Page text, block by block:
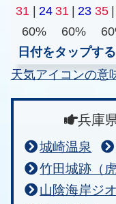
31 | 24 31 | 23 35 |
60%
60%
日付をタップす
天気アイコンの意
兵庫
城崎温泉
竹田城跡（虎
山陰海岸ジ